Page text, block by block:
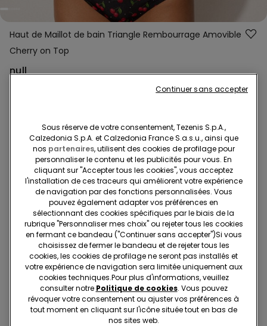
Haut de Maillot de bain Triangle Rembourrage Amovible
Cherry on Top
null
Nous sommes désolés, l'article n''est pas disponible en
Description Réf. article: 1KTI2165
Haut de bikini triangle avec imprimé de cerises, sans armatures.
Les bonnets amovibles sont légèrement rembourrés et
coulissants pour pouvoir en ajuster la position. Les bretelles sont
réglables et peuvent être attachées derrière la nuque ou dans le
dos à l’aide des boutonnières présentes sur les lacets. Fermeture
par nœud dans le dos.
En savoir plus
Composition et lavage
Livraisons et retours
Recherchez en boutique
Sous réserve de votre consentement, Tezenis S.p.A.,
Calzedonia S.p.A. et Calzedonia France S.a.s.u., ainsi que
nos partenaires, utilisent des cookies de profilage pour
personnaliser le contenu et les publicités pour vous. En
cliquant sur "Accepter tous les cookies", vous acceptez
l'installation de ces traceurs qui améliorent votre expérience
de navigation par des fonctions personnalisées. Vous
pouvez également adapter vos préférences en
sélectionnant des cookies spécifiques par le biais de la
rubrique "Personnaliser mes choix" ou rejeter tous les cookies
en fermant ce bandeau ("Continuer sans accepter")​Si vous
choisissez de fermer le bandeau et de rejeter tous les
cookies, les cookies de profilage ne seront pas installés et
votre expérience de navigation sera limitée uniquement aux
cookies techniques.​Pour plus d'informations, veuillez
consulter notre Politique de cookies. Vous pouvez
révoquer votre consentement ou ajuster vos préférences à
tout moment en cliquant sur l'icône située tout en bas de
nos sites web.
Continuer sans accepter